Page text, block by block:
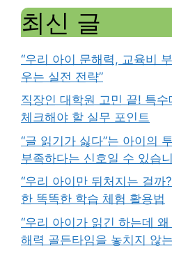
최신 글
“우리 아이 문해력, 교육비
우는 실전 전략”
직장인 대학원 고민 끝! 특
체크해야 할 실무 포인트
“글 읽기가 싫다”는 아이의
부족하다는 신호일 수 있습
“우리 아이만 뒤처지는 걸까
한 똑똑한 학습 체험 활용법
“우리 아이가 읽긴 하는데
해력 골든타임을 놓치지 않